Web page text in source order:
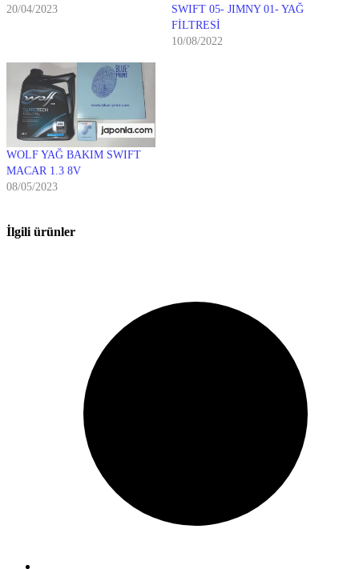
20/04/2023
SWIFT 05- JIMNY 01- YAĞ
FİLTRESİ
10/08/2022
WOLF YAĞ BAKIM SWIFT
MACAR 1.3 8V
08/05/2023
İlgili ürünler